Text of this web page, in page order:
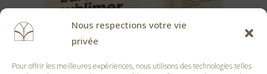
Nous respections votre vie
privée
Pour offrir les meilleures expériences, nous utilisons des technologies telles